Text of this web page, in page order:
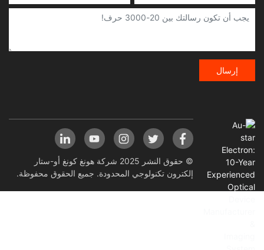
إرسال
© حقوق النشر 2025 شركة هونغ كونغ أو-ستار
إلكترون تكنولوجي المحدودة. جميع الحقوق محفوظة.